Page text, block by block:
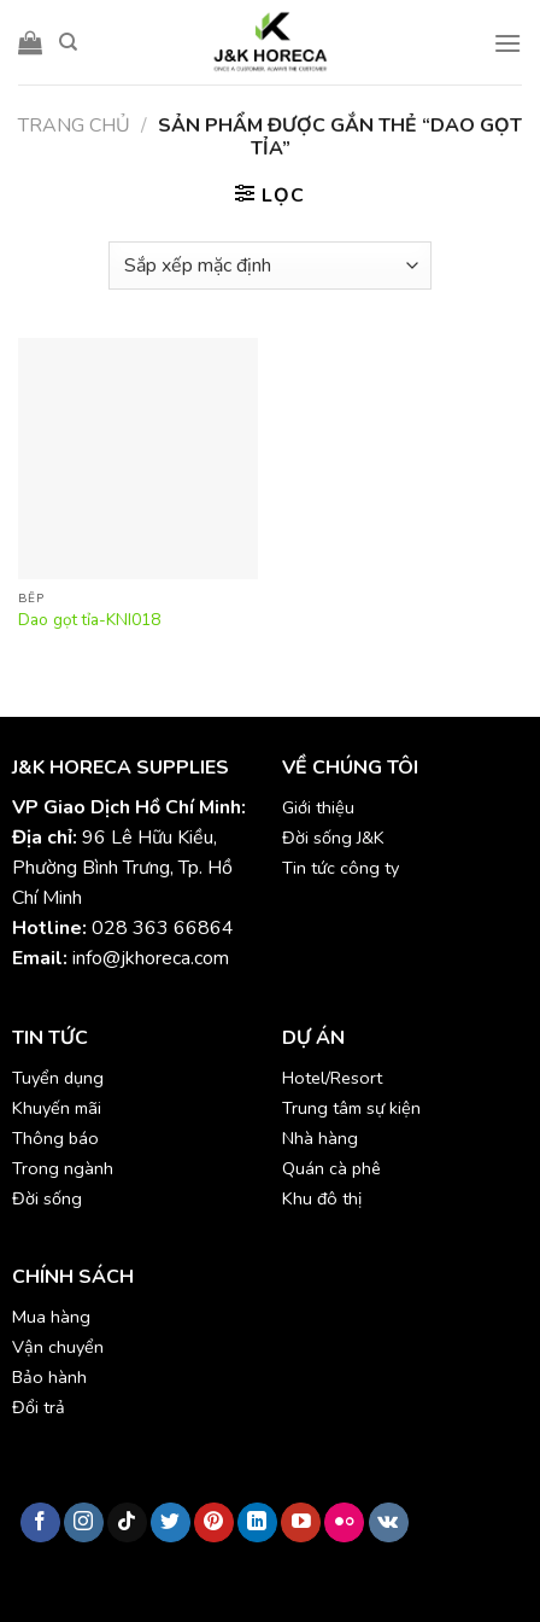
TRANG CHỦ / SẢN PHẨM ĐƯỢC GẮN THẺ “DAO GỌT
TỈA”
LỌC
BẾP
Dao gọt tỉa-KNI018
J&K HORECA SUPPLIES
VP Giao Dịch Hồ Chí Minh:
Địa chỉ: 96 Lê Hữu Kiều,
Phường Bình Trưng, Tp. Hồ
Chí Minh
Hotline: 028 363 66864
Email: info@jkhoreca.com
VỀ CHÚNG TÔI
Giới thiệu
Đời sống J&K
Tin tức công ty
TIN TỨC
Tuyển dụng
Khuyến mãi
Thông báo
Trong ngành
Đời sống
DỰ ÁN
Hotel/Resort
Trung tâm sự kiện
Nhà hàng
Quán cà phê
Khu đô thị
CHÍNH SÁCH
Mua hàng
Vận chuyển
Bảo hành
Đổi trả